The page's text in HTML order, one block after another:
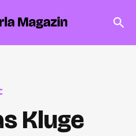
Kluge